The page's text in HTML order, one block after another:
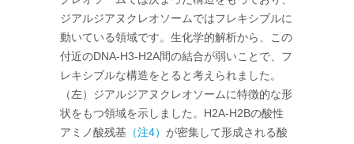
ジアルジアヌクレオソームではフレキシブルに
動いている領域です。生化学的解析から、この
付近のDNA-H3-H2A間の結合が弱いことで、フ
レキシブルな構造をとると考えられました。
（左）ジアルジアヌクレオソームに特徴的な形
状をもつ領域を示しました。H2A-H2Bの酸性
アミノ酸残基 （注4） が密集して形成される酸